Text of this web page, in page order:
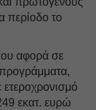
περίοδο το
αφορά σε
εκατ. ευρώ